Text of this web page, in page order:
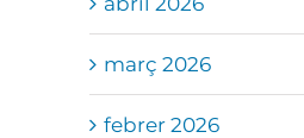
març 2026
febrer 2026